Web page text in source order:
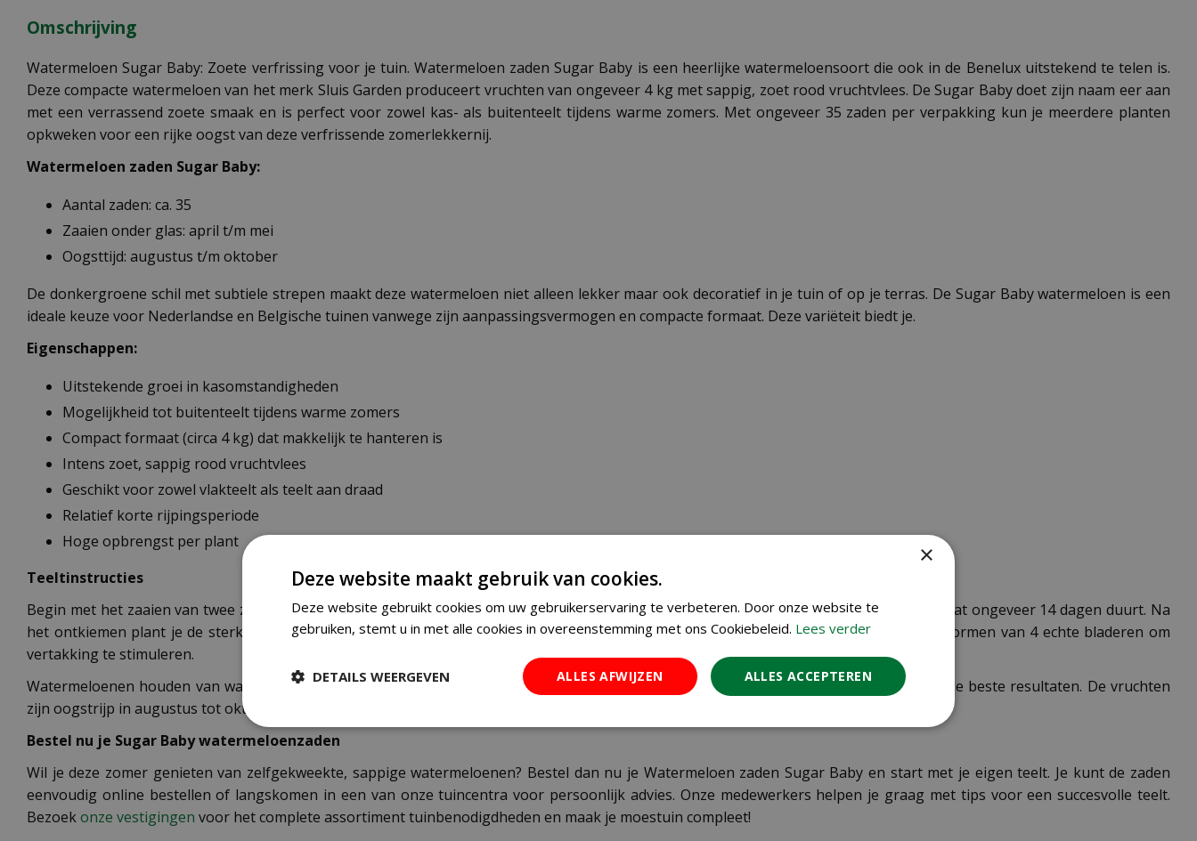
Omschrijving
Watermeloen Sugar Baby: Zoete verfrissing voor je tuin. Watermeloen zaden Sugar Baby is een heerlijke watermeloensoort die ook in de Benelux uitstekend te telen is.
Deze compacte watermeloen van het merk Sluis Garden produceert vruchten van ongeveer 4 kg met sappig, zoet rood vruchtvlees. De Sugar Baby doet zijn naam eer aan
met een verrassend zoete smaak en is perfect voor zowel kas- als buitenteelt tijdens warme zomers. Met ongeveer 35 zaden per verpakking kun je meerdere planten
opkweken voor een rijke oogst van deze verfrissende zomerlekkernij.
Watermeloen zaden Sugar Baby:
Aantal zaden: ca. 35
Zaaien onder glas: april t/m mei
Oogsttijd: augustus t/m oktober
De donkergroene schil met subtiele strepen maakt deze watermeloen niet alleen lekker maar ook decoratief in je tuin of op je terras. De Sugar Baby watermeloen is een
ideale keuze voor Nederlandse en Belgische tuinen vanwege zijn aanpassingsvermogen en compacte formaat. Deze variëteit biedt je.
Eigenschappen:
Uitstekende groei in kasomstandigheden
Mogelijkheid tot buitenteelt tijdens warme zomers
Compact formaat (circa 4 kg) dat makkelijk te hanteren is
Intens zoet, sappig rood vruchtvlees
Geschikt voor zowel vlakteelt als teelt aan draad
Relatief korte rijpingsperiode
Hoge opbrengst per plant
Teeltinstructies
Begin met het zaaien van twee zaden per pot van 12 cm in april of mei. Houd de zaaitemperatuur rond de 21°C voor optimale kieming, wat ongeveer 14 dagen duurt. Na
het ontkiemen plant je de sterkste zaailingen uit in de kas of, bij warm weer, in een beschutte plek in de tuin. Top de planten na het vormen van 4 echte bladeren om
vertakking te stimuleren.
Watermeloenen houden van warmte en vocht, dus geef regelmatig water en voorkom uitdroging. Bemest matig maar regelmatig voor de beste resultaten. De vruchten
zijn oogstrijp in augustus tot oktober, wanneer de onderkant van de vrucht geel verkleurt en de rank bij de vrucht begint te verdrogen.
Bestel nu je Sugar Baby watermeloenzaden
Wil je deze zomer genieten van zelfgekweekte, sappige watermeloenen? Bestel dan nu je Watermeloen zaden Sugar Baby en start met je eigen teelt. Je kunt de zaden
eenvoudig online bestellen of langskomen in een van onze tuincentra voor persoonlijk advies. Onze medewerkers helpen je graag met tips voor een succesvolle teelt.
Bezoekonze vestigingen voor het complete assortiment tuinbenodigdheden en maak je moestuin compleet!
×
Deze website maakt gebruik van cookies.
Deze website gebruikt cookies om uw gebruikerservaring te verbeteren. Door onze website te
gebruiken, stemt u in met alle cookies in overeenstemming met ons Cookiebeleid. Lees verder
ALLES ACCEPTEREN
ALLES AFWIJZEN
DETAILS WEERGEVEN